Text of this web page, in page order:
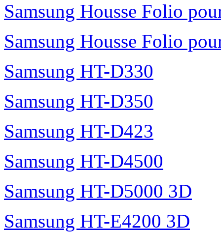
Samsung Housse Folio
Samsung Housse Folio
Samsung HT-D330
Samsung HT-D350
Samsung HT-D423
Samsung HT-D4500
Samsung HT-D5000 3D
Samsung HT-E4200 3D